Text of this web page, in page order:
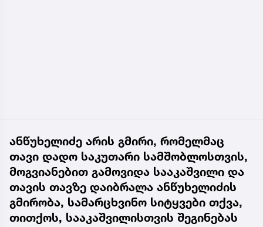
ანწუხელიძე არის გმირი, რომელმაც
თავი დადო საკუთარი სამშობლოსთვის,
მოგვიანებით გამოვიდა სააკაშვილი და
თავის თავზე დაიბრალა ანწუხელიძის
გმირობა, სამარცხვინო სიტყვები თქვა,
თითქოს, სააკაშვილისთვის შეგინებას